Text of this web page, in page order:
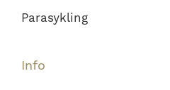
Parasykling
Info